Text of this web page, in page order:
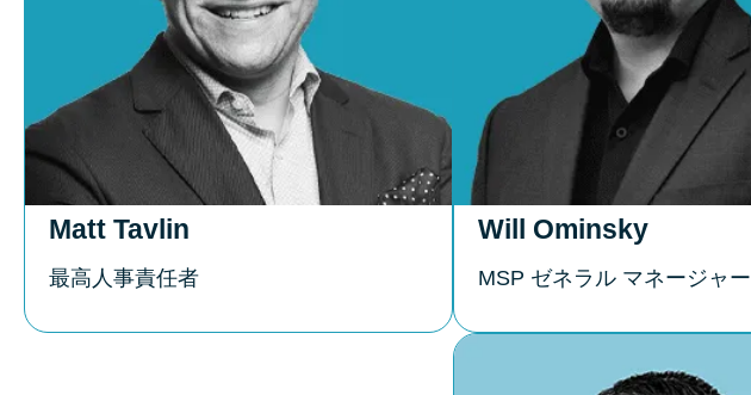
Matt Tavlin
最高人事責任者
Will Ominsky
MSP ゼネラル マネージャー